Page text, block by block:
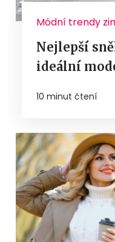
Módní trendy
Nejlepší
ideální
10 minut čtení